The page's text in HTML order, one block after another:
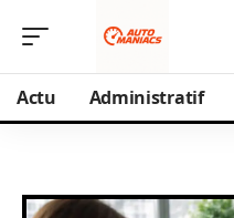
Actu Administratif